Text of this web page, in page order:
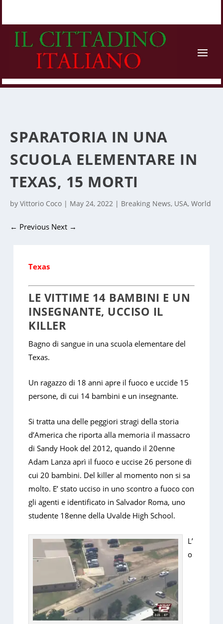
SPARATORIA IN UNA
SCUOLA ELEMENTARE IN
TEXAS, 15 MORTI
byVittorio Coco | May 24, 2022 | Breaking News, USA,World
← Previous Next →
Texas
LE VITTIME 14 BAMBINI E UN
INSEGNANTE, UCCISO IL
KILLER
Bagno di sangue in una scuola elementare del
Texas.
Un ragazzo di 18 anni apre il fuoco e uccide 15
persone, di cui 14 bambini e un insegnante.
Si tratta una delle peggiori stragi della storia
d’America che riporta alla memoria il massacro
di Sandy Hook del 2012, quando il 20enne
Adam Lanza aprì il fuoco e uccise 26 persone di
cui 20 bambini. Del killer al momento non si sa
molto. E’ stato ucciso in uno scontro a fuoco con
gli agenti e identificato in Salvador Roma, uno
studente 18enne della Uvalde High School.
L’
o